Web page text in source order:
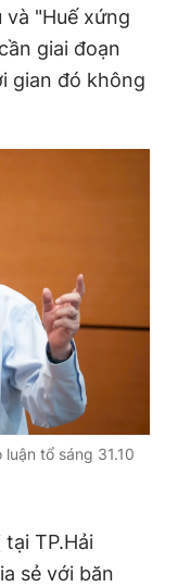
cáo
ngày 24.3.2020
Niên. Cấm sao
thuận bằng văn
"Huế xứng
giai đoạn
gian đó không
tổ sáng 31.10
TP.Hải
sẻ với băn